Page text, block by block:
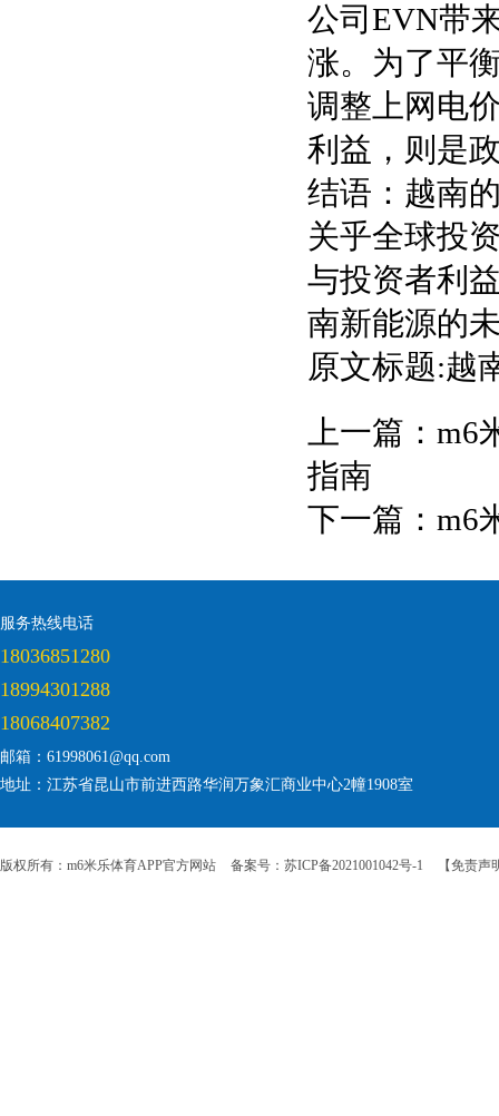
公司EVN带
涨。为了平
调整上网电
利益，则是
结语：越南
关乎全球投
与投资者利
南新能源的
原文标题:越
上一篇： m6
指南
下一篇： m6
服务热线电话
18036851280
18994301288
18068407382
邮箱：61998061@qq.com
地址：江苏省昆山市前进西路华润万象汇商业中心2幢1908室
版权所有：m6米乐体育APP官方网站 备案号：苏ICP备2021001042号-1 【免责声